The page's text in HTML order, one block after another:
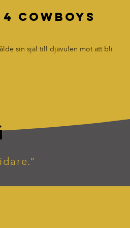
Cowboys
sin själ till djävulen mot att bli